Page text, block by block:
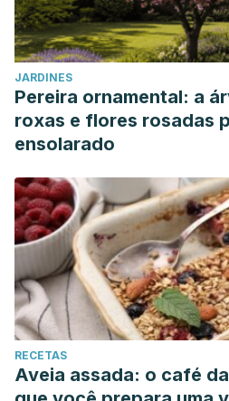
JARDINES
Pereira ornamental: a
roxas e flores rosadas
ensolarado
RECETAS
Aveia assada: o café